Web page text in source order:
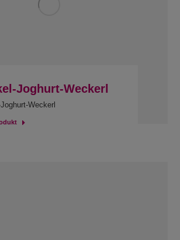
Joghurt-Weckerl
Weckerl